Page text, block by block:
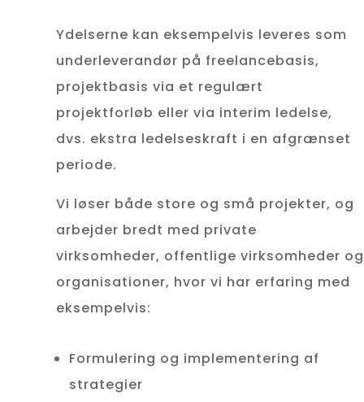
Ydelserne kan eksempelvis leveres som
underleverandør på freelancebasis,
projektbasis via et regulært
projektforløb eller via interim ledelse,
dvs. ekstra ledelseskraft i en afgrænset
periode.
Vi løser både store og små projekter, og
arbejder bredt med private
virksomheder, offentlige virksomheder og
organisationer, hvor vi har erfaring med
eksempelvis:
Formulering og implementering af
strategier